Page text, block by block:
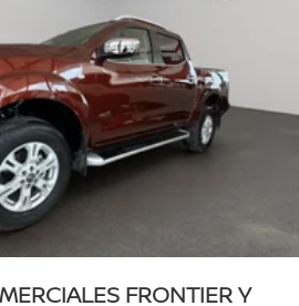
FRONTIER Y